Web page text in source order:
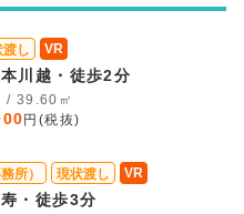
渡し VR
川越・徒歩2分
/ 39.60㎡
円(税抜)
所） 現状渡し VR
・徒歩3分